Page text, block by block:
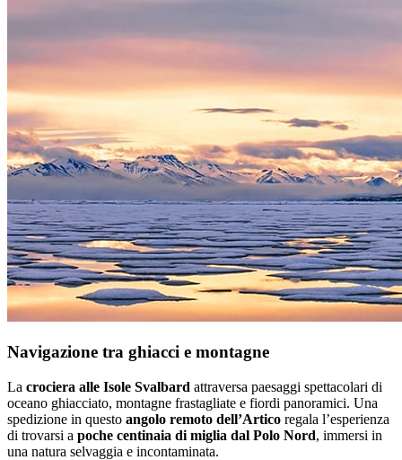
Navigazione tra ghiacci e montagne
La crociera alle Isole Svalbard attraversa paesaggi spettacolari di
oceano ghiacciato, montagne frastagliate e fiordi panoramici. Una
spedizione in questo angolo remoto dell’Artico regala l’esperienza
di trovarsi a poche centinaia di miglia dal Polo Nord, immersi in
una natura selvaggia e incontaminata.